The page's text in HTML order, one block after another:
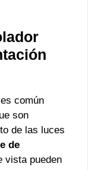
común
son
de las luces
de
vista pueden